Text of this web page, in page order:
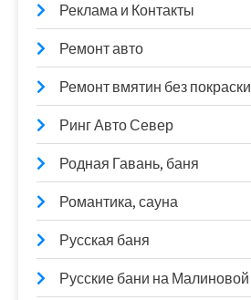
Реклама и Контакты
Ремонт авто
Ремонт вмятин без покраски
Ринг Авто Север
Родная Гавань, баня
Романтика, сауна
Русская баня
Русские бани на Малиновой